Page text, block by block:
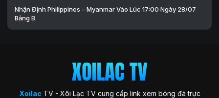
Nhận Định Philippines – Myanmar Vào Lúc 17:00 Ngày 28/07
Bảng B
Xoilac TV - Xôi Lạc TV cung cấp link xem bóng đá trực